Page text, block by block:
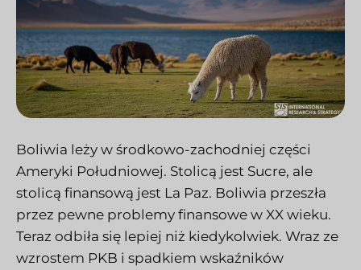
Boliwia leży w środkowo-zachodniej części
Ameryki Południowej. Stolicą jest Sucre, ale
stolicą finansową jest La Paz. Boliwia przeszła
przez pewne problemy finansowe w XX wieku.
Teraz odbiła się lepiej niż kiedykolwiek. Wraz ze
wzrostem PKB i spadkiem wskaźników